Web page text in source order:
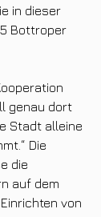
in dieser
Bottroper
genau dort
Stadt alleine
Die
die
auf dem
von